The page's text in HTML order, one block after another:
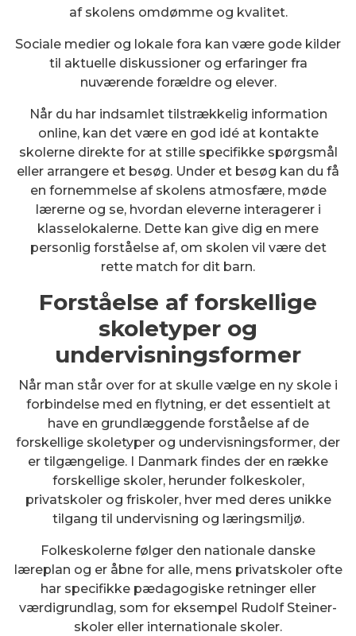
af skolens omdømme og kvalitet.
Sociale medier og lokale fora kan være gode kilder
til aktuelle diskussioner og erfaringer fra
nuværende forældre og elever.
Når du har indsamlet tilstrækkelig information
online, kan det være en god idé at kontakte
skolerne direkte for at stille specifikke spørgsmål
eller arrangere et besøg. Under et besøg kan du få
en fornemmelse af skolens atmosfære, møde
lærerne og se, hvordan eleverne interagerer i
klasselokalerne. Dette kan give dig en mere
personlig forståelse af, om skolen vil være det
rette match for dit barn.
Forståelse af forskellige
skoletyper og
undervisningsformer
Når man står over for at skulle vælge en ny skole i
forbindelse med en flytning, er det essentielt at
have en grundlæggende forståelse af de
forskellige skoletyper og undervisningsformer, der
er tilgængelige. I Danmark findes der en række
forskellige skoler, herunder folkeskoler,
privatskoler og friskoler, hver med deres unikke
tilgang til undervisning og læringsmiljø.
Folkeskolerne følger den nationale danske
læreplan og er åbne for alle, mens privatskoler ofte
har specifikke pædagogiske retninger eller
værdigrundlag, som for eksempel Rudolf Steiner-
skoler eller internationale skoler.